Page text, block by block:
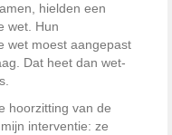
hielden een
wet. Hun
wet moest aangepast
Dat heet dan wet­
hoorzitting van de
interventie: ze